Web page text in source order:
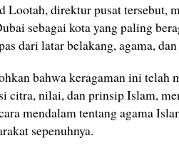
Lootah, direktur pusat tersebut,
sebagai kota yang paling
dari latar belakang, agama,
bahwa keragaman ini telah
citra, nilai, dan prinsip Islam,
mendalam tentang agama
sepenuhnya.